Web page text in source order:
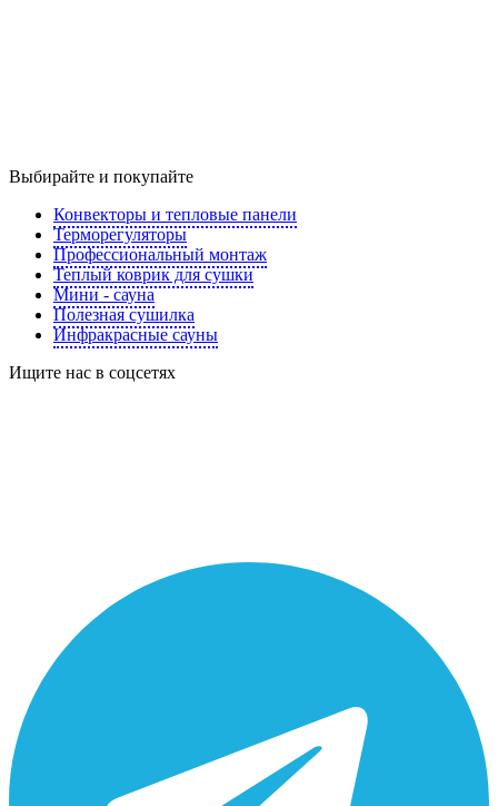
Выбирайте и покупайте
Конвекторы и тепловые панели
Терморегуляторы
Профессиональный монтаж
Теплый коврик для сушки
Мини - сауна
Полезная сушилка
Инфракрасные сауны
Ищите нас в соцсетях